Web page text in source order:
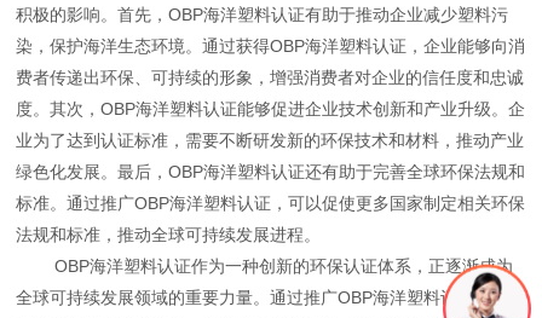
积极的影响。首先，OBP海洋塑料认证有助于推动企业减少塑料污
染，保护海洋生态环境。通过获得OBP海洋塑料认证，企业能够向消
费者传递出环保、可持续的形象，增强消费者对企业的信任度和忠诚
度。其次，OBP海洋塑料认证能够促进企业技术创新和产业升级。企
业为了达到认证标准，需要不断研发新的环保技术和材料，推动产业
绿色化发展。最后，OBP海洋塑料认证还有助于完善全球环保法规和
标准。通过推广OBP海洋塑料认证，可以促使更多国家制定相关环保
法规和标准，推动全球可持续发展进程。
OBP海洋塑料认证作为一种创新的环保认证体系，正逐渐成为
全球可持续发展领域的重要力量。通过推广OBP海洋塑料认证，可以